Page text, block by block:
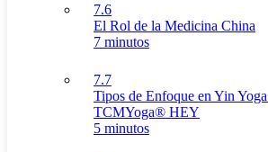
7.6
El Rol de la Medicina China
7 minutos
7.7
Tipos de Enfoque en Yin
TCMYoga® HEY
5 minutos